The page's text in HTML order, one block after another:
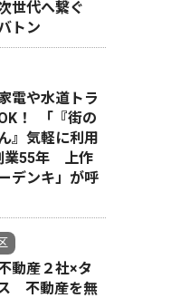
世代へ繋ぐ
トン
電や水道トラ
！ ｢『街の
』気軽に利用
業55年 上作
デンキ」が呼
動産２社×タ
不動産を無